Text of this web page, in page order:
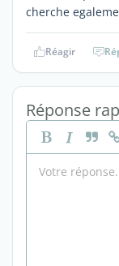
cherche
Réagir
Réponse